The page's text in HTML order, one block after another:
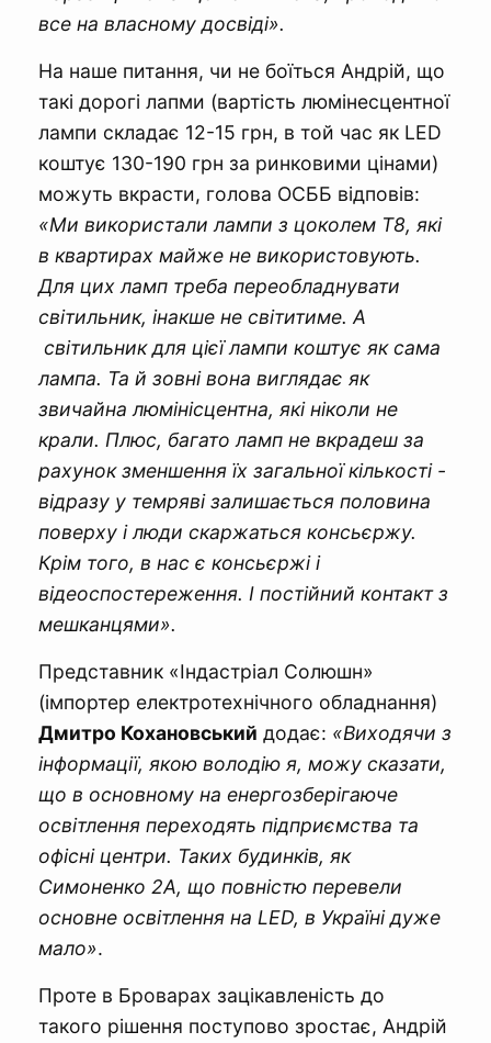
все на власному досвіді».
На наше питання, чи не боїться Андрій, що
такі дорогі лапми (вартість люмінесцентної
лампи складає 12-15 грн, в той час як LED
коштує 130-190 грн за ринковими цінами)
можуть вкрасти, голова ОСББ відповів:
«Ми використали лампи з цоколем Т8, які
в квартирах майже не використовують.
Для цих ламп треба переобладнувати
світильник, інакше не світитиме. А
світильник для цієї лампи коштує як сама
лампа. Та й зовні вона виглядає як
звичайна люмінісцентна, які ніколи не
крали. Плюс, багато ламп не вкрадеш за
рахунок зменшення їх загальної кількості -
відразу у темряві залишається половина
поверху і люди скаржаться консьєржу.
Крім того, в нас є консьєржі і
відеоспостереження. І постійний контакт з
мешканцями».
Представник «Індастріал Солюшн»
(імпортер електротехнічного обладнання)
Дмитро Кохановський додає: «Виходячи з
інформації, якою володію я, можу сказати,
що в основному на енергозберігаюче
освітлення переходять підприємства та
офісні центри. Таких будинків, як
Симоненко 2А, що повністю перевели
основне освітлення на LED, в Україні дуже
мало».
Проте в Броварах зацікавленість до
такого рішення поступово зростає, Андрій